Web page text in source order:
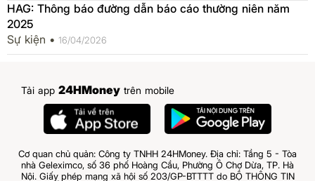
HAG: Thông báo đường dẫn báo cáo thường niên năm
2025
Sự kiện • 16/04/2026
Tải app 24HMoney trên mobile
Cơ quan chủ quản: Công ty TNHH 24HMoney. Địa chỉ: Tầng 5 - Tòa
nhà Geleximco, số 36 phố Hoàng Cầu, Phường Ô Chợ Dừa, TP. Hà
Nội. Giấy phép mạng xã hội số 203/GP-BTTTT do BỘ THÔNG TIN